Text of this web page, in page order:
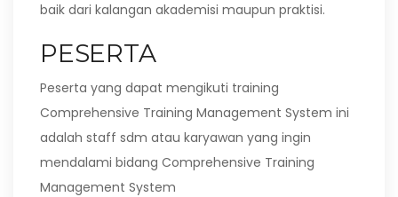
baik dari kalangan akademisi maupun praktisi.
PESERTA
Peserta yang dapat mengikuti training
Comprehensive Training Management System ini
adalah staff sdm atau karyawan yang ingin
mendalami bidang Comprehensive Training
Management System